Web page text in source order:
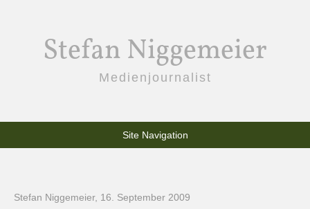
Stefan Niggemeier
Medienjournalist
Site Navigation
Stefan Niggemeier, 16. September 2009